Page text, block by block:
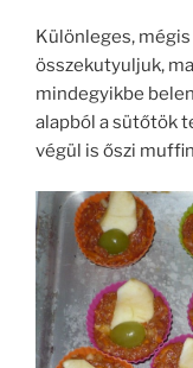
Különleges, mégis
összekutyuljuk,
mindegyikbe
alapból a sütőtök
végül is őszi